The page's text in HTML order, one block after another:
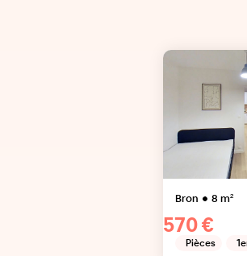
Bron 8 m²
570 €
Pièces